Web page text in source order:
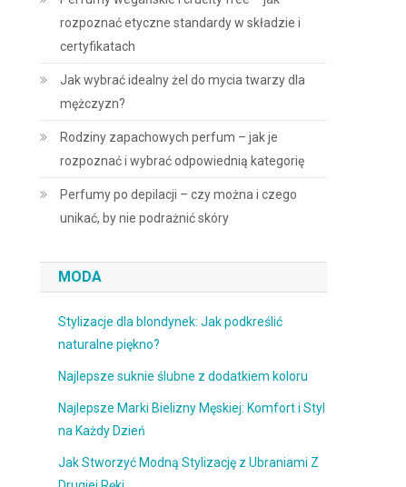
rozpoznać etyczne standardy w składzie i
certyfikatach
Jak wybrać idealny żel do mycia twarzy dla
mężczyzn?
Rodziny zapachowych perfum – jak je
rozpoznać i wybrać odpowiednią kategorię
Perfumy po depilacji – czy można i czego
unikać, by nie podrażnić skóry
MODA
Stylizacje dla blondynek: Jak podkreślić
naturalne piękno?
Najlepsze suknie ślubne z dodatkiem koloru
Najlepsze Marki Bielizny Męskiej: Komfort i Styl
na Każdy Dzień
Jak Stworzyć Modną Stylizację z Ubraniami Z